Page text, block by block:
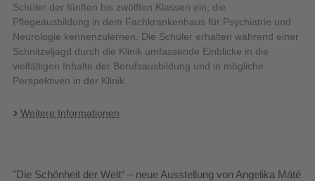
Schüler der fünften bis zwölften Klassen ein, die
Pflegeausbildung in dem Fachkrankenhaus für Psychiatrie und
Neurologie kennenzulernen. Die Schüler erhalten während einer
Schnitzeljagd durch die Klinik umfassende Einblicke in die
vielfältigen Inhalte der Berufsausbildung und in mögliche
Perspektiven in der Klinik.
Weitere Informationen
"Die Schönheit der Welt“ – neue Ausstellung von Angelika Máté